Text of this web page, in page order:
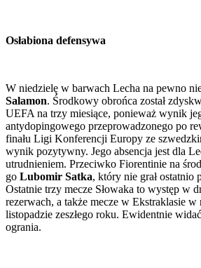
Osłabiona defensywa
W niedzielę w barwach Lecha na pewno
Salamon. Środkowy obrońca został
UEFA na trzy miesiące, ponieważ wynik
antydopingowego przeprowadzonego po
finału Ligi Konferencji Europy ze
wynik pozytywny. Jego absencja jest dla
utrudnieniem. Przeciwko Fiorentinie na
go Lubomir Satka, który nie grał ostatnio
Ostatnie trzy mecze Słowaka to występ w
rezerwach, a także mecze w Ekstraklasie w
listopadzie zeszłego roku. Ewidentnie
ogrania.